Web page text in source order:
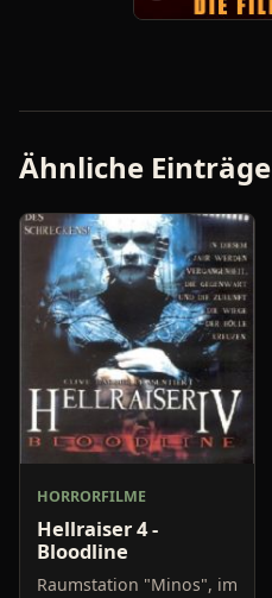
Ähnliche Einträge
HORRORFILME
Hellraiser 4 -
Bloodline
Raumstation "Minos", im